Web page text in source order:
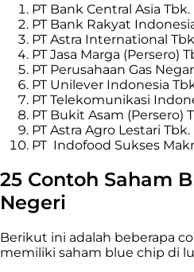
PT Bank Central Asia Tbk.
PT Bank Rakyat
PT Astra International
PT Jasa Marga (Persero)
PT Perusahaan Gas
PT Unilever Indonesia
PT Telekomunikasi
PT Bukit Asam (Persero)
PT Astra Agro Lestari Tbk.
PT Indofood Sukses
25 Contoh Saham
Negeri
Berikut ini adalah beberapa
memiliki saham blue chip di